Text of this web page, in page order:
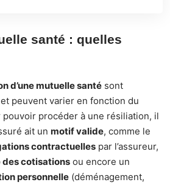
santé : quelles
d’une mutuelle santé sont
peuvent varier en fonction du
pouvoir procéder à une résiliation, il
ait un motif valide, comme le
contractuelles par l’assureur,
des cotisations ou encore un
personnelle (déménagement,